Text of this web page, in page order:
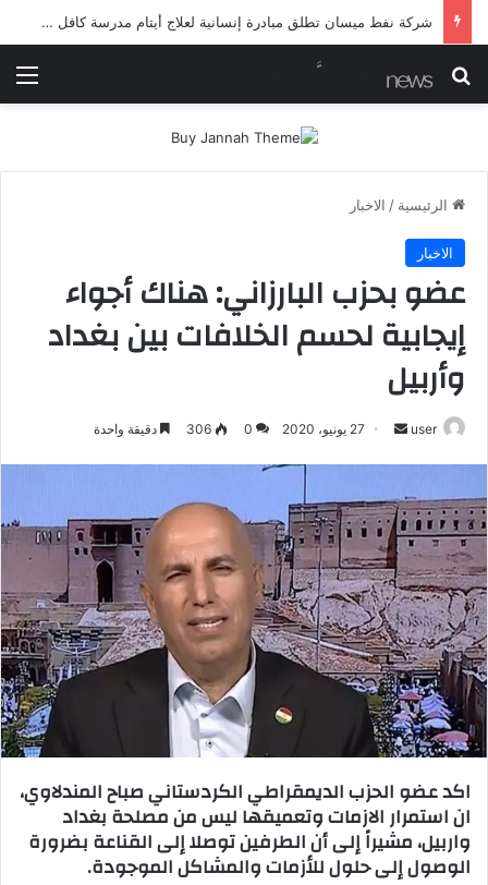
شرطة ميسان تلقي القبض على مطلقي العيارات النارية أثناء تشييع جنائزي في العمارة
بحث عن
الرئيسية / الاخبار
الاخبار
عضو بحزب البارزاني: هناك أجواء
إيجابية لحسم الخلافات بين بغداد
وأربيل
user
أرسل 27 يونيو، 2020 0
306 دقيقة واحدة
اكد عضو الحزب الديمقراطي الكردستاني صباح المندلاوي،
ان استمرار الازمات وتعميقها ليس من مصلحة بغداد
واربيل، مشيراً إلى أن الطرفين توصلا إلى القناعة بضرورة
الوصول إلى حلول للأزمات والمشاكل الموجودة.